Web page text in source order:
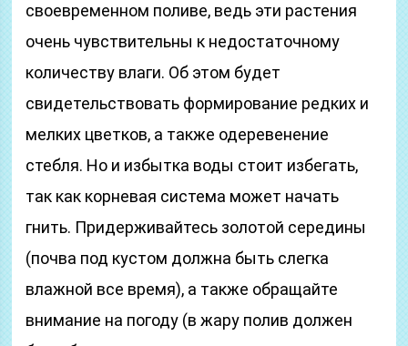
своевременном поливе, ведь эти растения
очень чувствительны к недостаточному
количеству влаги. Об этом будет
свидетельствовать формирование редких и
мелких цветков, а также одеревенение
стебля. Но и избытка воды стоит избегать,
так как корневая система может начать
гнить. Придерживайтесь золотой середины
(почва под кустом должна быть слегка
влажной все время), а также обращайте
внимание на погоду (в жару полив должен